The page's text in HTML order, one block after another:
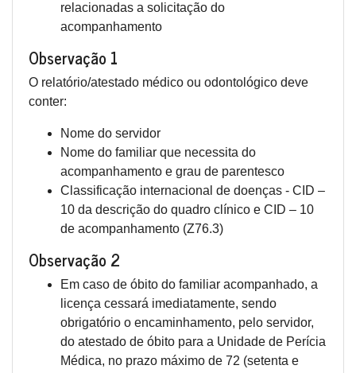
relacionadas a solicitação do
acompanhamento
Observação 1
O relatório/atestado médico ou odontológico deve
conter:
Nome do servidor
Nome do familiar que necessita do
acompanhamento e grau de parentesco
Classificação internacional de doenças - CID –
10 da descrição do quadro clínico e CID – 10
de acompanhamento (Z76.3)
Observação 2
Em caso de óbito do familiar acompanhado, a
licença cessará imediatamente, sendo
obrigatório o encaminhamento, pelo servidor,
do atestado de óbito para a Unidade de Perícia
Médica, no prazo máximo de 72 (setenta e